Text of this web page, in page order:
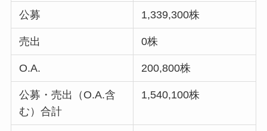
公募 1,339,300株
売出 0株
O.A. 200,800株
公募・売出（O.A.含
む）合計
1,540,100株